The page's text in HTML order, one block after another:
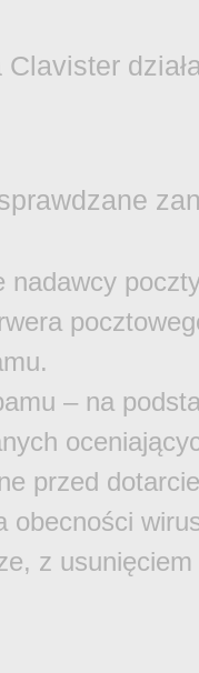
nadawcy
– na
przed
obecności
z usunięciem